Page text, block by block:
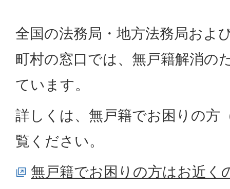
全国の法務局・地方法務局およ
町村の窓口では、無戸籍解消の
ています。
詳しくは、無戸籍でお困りの方
覧ください。
無戸籍でお困りの方はお近く